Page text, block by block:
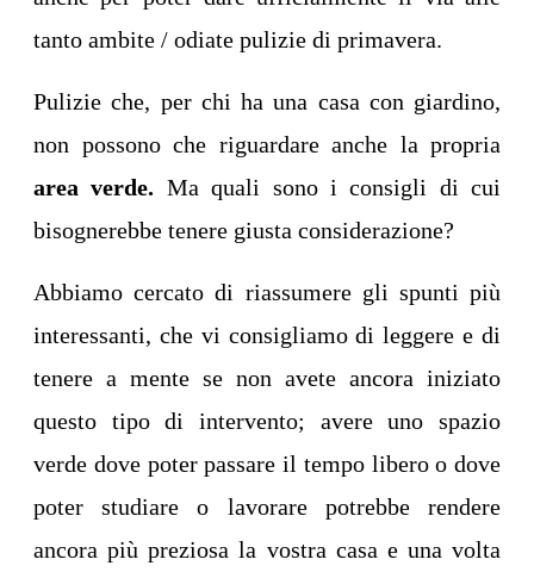
tanto ambite / odiate pulizie di primavera.
Pulizie che, per chi ha una casa con giardino,
non possono che riguardare anche la propria
area verde. Ma quali sono i consigli di cui
bisognerebbe tenere giusta considerazione?
Abbiamo cercato di riassumere gli spunti più
interessanti, che vi consigliamo di leggere e di
tenere a mente se non avete ancora iniziato
questo tipo di intervento; avere uno spazio
verde dove poter passare il tempo libero o dove
poter studiare o lavorare potrebbe rendere
ancora più preziosa la vostra casa e una volta